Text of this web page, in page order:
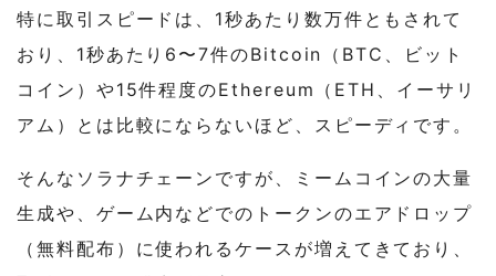
特に取引スピードは、1秒あたり数万件ともされて
おり、1秒あたり6〜7件のBitcoin（BTC、ビット
コイン）や15件程度のEthereum（ETH、イーサリ
アム）とは比較にならないほど、スピーディです。
そんなソラナチェーンですが、ミームコインの大量
生成や、ゲーム内などでのトークンのエアドロップ
（無料配布）に使われるケースが増えてきており、